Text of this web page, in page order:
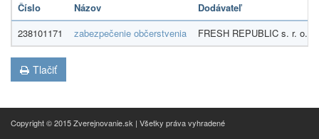
Číslo Názov
Dodávateľ
238101171
zabezpečenie občerstvenia FRESH REPUBLIC s. r. o.
Tlačiť
Copyright © 2015 Zverejnovanie.sk | Všetky práva vyhradené